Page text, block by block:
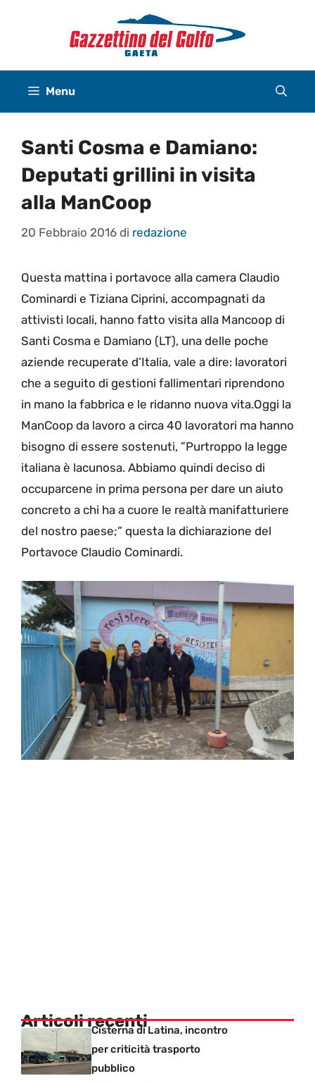
Menu
Santi Cosma e Damiano:
Deputati grillini in visita
alla ManCoop
20 Febbraio 2016 di redazione
Questa mattina i portavoce alla camera Claudio
Cominardi e Tiziana Ciprini, accompagnati da
attivisti locali, hanno fatto visita alla Mancoop di
Santi Cosma e Damiano (LT), una delle poche
aziende recuperate d’Italia, vale a dire: lavoratori
che a seguito di gestioni fallimentari riprendono
in mano la fabbrica e le ridanno nuova vita.Oggi la
ManCoop da lavoro a circa 40 lavoratori ma hanno
bisogno di essere sostenuti, ”Purtroppo la legge
italiana è lacunosa. Abbiamo quindi deciso di
occuparcene in prima persona per dare un aiuto
concreto a chi ha a cuore le realtà manifatturiere
del nostro paese;” questa la dichiarazione del
Portavoce Claudio Cominardi.
Articoli recentiCisterna di Latina, incontro
per criticità trasporto
pubblico